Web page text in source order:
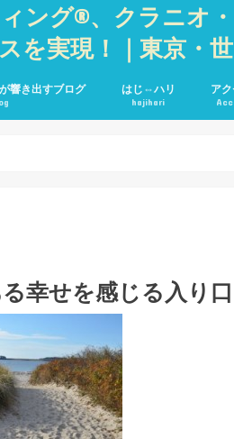
ング®、クラニオ
を実現！｜東京・
響き出すブログ はじ⇔ハリ
hajihari
ア
幸せを感じる入り口